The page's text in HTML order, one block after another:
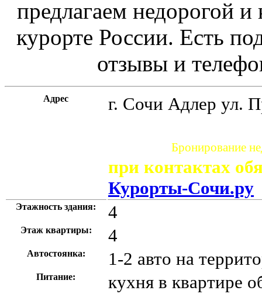
предлагаем недорогой
курорте России. Есть
отзывы и
Адрес г. Сочи Адлер ул.
Бронирование
при контактах
Курорты-Сочи.ру
Этажность здания: 4
Этаж квартиры: 4
Автостоянка: 1-2 авто на
Питание: кухня в квартире